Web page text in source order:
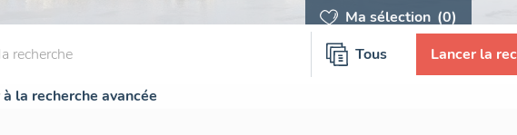
Ma sélection (0)
Tous Lancer la
la recherche avancée